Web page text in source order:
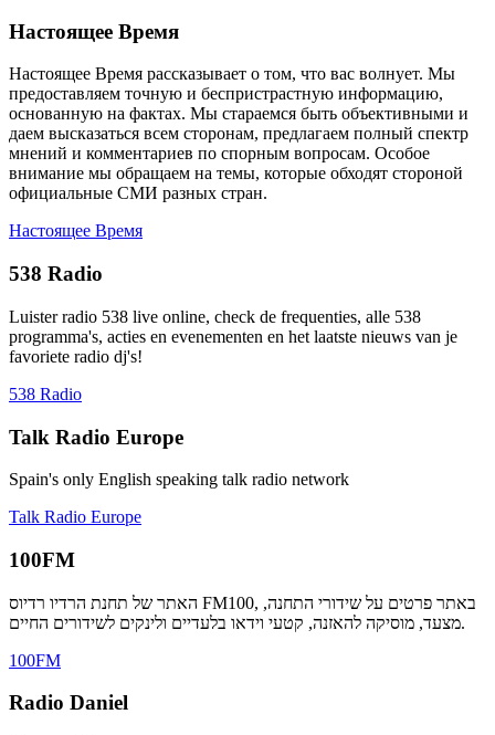
Настоящее Время
Настоящее Время рассказывает о том, что вас волнует. Мы
предоставляем точную и беспристрастную информацию,
основанную на фактах. Мы стараемся быть объективными и
даем высказаться всем сторонам, предлагаем полный спектр
мнений и комментариев по спорным вопросам. Особое
внимание мы обращаем на темы, которые обходят стороной
официальные СМИ разных стран.
Настоящее Время
538 Radio
Luister radio 538 live online, check de frequenties, alle 538
programma's, acties en evenementen en het laatste nieuws van je
favoriete radio dj's!
538 Radio
Talk Radio Europe
Spain's only English speaking talk radio network
Talk Radio Europe
100FM
האתר של תחנת הרדיו רדיוס FM100, באתר פרטים על שידורי התחנה,
מצעד, מוסיקה להאזנה, קטעי וידאו בלעדיים ולינקים לשידורים החיים.
100FM
Radio Daniel